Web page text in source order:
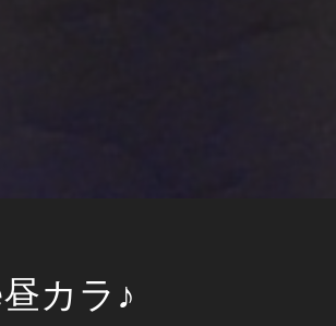
カラ♪